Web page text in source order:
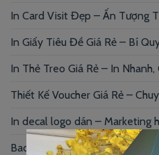
In Card Visit Đẹp – Ấn Tượng
In Giấy Tiêu Đề Giá Rẻ – Bí
In Thẻ Treo Giá Rẻ – In Nhanh,
Thiết Kế Voucher Giá Rẻ –
In decal logo dán – Marketing
Bao thư giấy kraft – Xu hướng